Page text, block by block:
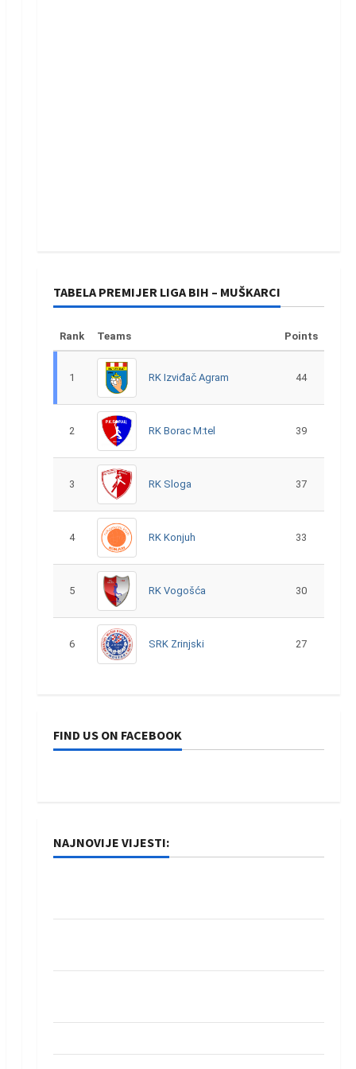
TABELA PREMIJER LIGA BIH – MUŠKARCI
Rank Teams Points
1 RK Izviđač Agram 44
2 RK Borac M:tel 39
3 RK Sloga 37
4 RK Konjuh 33
5 RK Vogošća 30
6 SRK Zrinjski 27
FIND US ON FACEBOOK
NAJNOVIJE VIJESTI: